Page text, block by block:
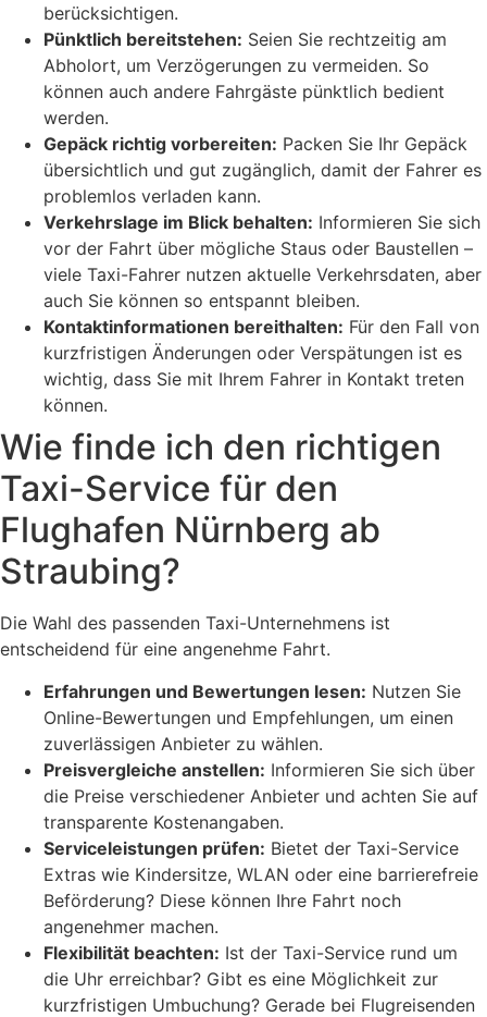
berücksichtigen.
Pünktlich bereitstehen: Seien Sie rechtzeitig am
Abholort, um Verzögerungen zu vermeiden. So
können auch andere Fahrgäste pünktlich bedient
werden.
Gepäck richtig vorbereiten: Packen Sie Ihr Gepäck
übersichtlich und gut zugänglich, damit der Fahrer es
problemlos verladen kann.
Verkehrslage im Blick behalten: Informieren Sie sich
vor der Fahrt über mögliche Staus oder Baustellen –
viele Taxi-Fahrer nutzen aktuelle Verkehrsdaten, aber
auch Sie können so entspannt bleiben.
Kontaktinformationen bereithalten: Für den Fall von
kurzfristigen Änderungen oder Verspätungen ist es
wichtig, dass Sie mit Ihrem Fahrer in Kontakt treten
können.
Wie finde ich den richtigen
Taxi-Service für den
Flughafen Nürnberg ab
Straubing?
Die Wahl des passenden Taxi-Unternehmens ist
entscheidend für eine angenehme Fahrt.
Erfahrungen und Bewertungen lesen: Nutzen Sie
Online-Bewertungen und Empfehlungen, um einen
zuverlässigen Anbieter zu wählen.
Preisvergleiche anstellen: Informieren Sie sich über
die Preise verschiedener Anbieter und achten Sie auf
transparente Kostenangaben.
Serviceleistungen prüfen: Bietet der Taxi-Service
Extras wie Kindersitze, WLAN oder eine barrierefreie
Beförderung? Diese können Ihre Fahrt noch
angenehmer machen.
Flexibilität beachten: Ist der Taxi-Service rund um
die Uhr erreichbar? Gibt es eine Möglichkeit zur
kurzfristigen Umbuchung? Gerade bei Flugreisenden